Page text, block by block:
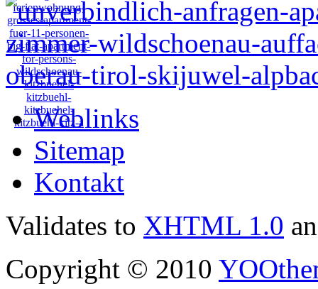
Weblinks
Sitemap
Kontakt
Validates to XHTML 1.0
Copyright © 2010